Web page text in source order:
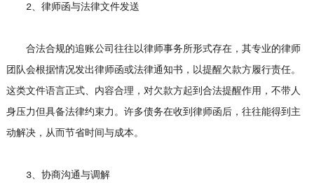
2、律师函与法律文件发送
合法合规的追账公司往往以律师事务所形式存在，其专业的律师
团队会根据情况发出律师函或法律通知书，以提醒欠款方履行责任。
这类文件语言正式、内容合理，对欠款方起到合法提醒作用，不带人
身压力但具备法律约束力。许多债务在收到律师函后，往往能得到主
动解决，从而节省时间与成本。
3、协商沟通与调解